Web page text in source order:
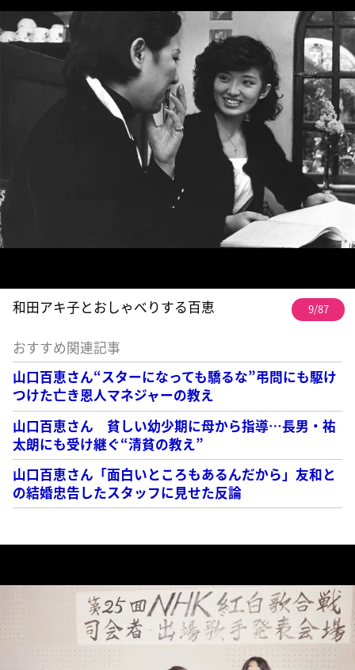
和田アキ子とおしゃべりする百恵 9/87
おすすめ関連記事
山口百恵さん“スターになっても驕るな”弔問にも駆け
つけた亡き恩人マネジャーの教え
山口百恵さん 貧しい幼少期に母から指導…長男・祐
太朗にも受け継ぐ“清貧の教え”
山口百恵さん「面白いところもあるんだから」友和と
の結婚忠告したスタッフに見せた反論